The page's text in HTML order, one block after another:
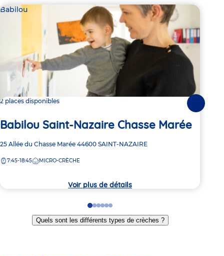
Babilou
2 places disponibles
Babilou Saint-Nazaire Chasse Marée
Adresse
la
25 Allée du Chasse Marée 44600 SAINT-NAZAIRE
7:45-18:45 MICRO-CRÈCHE
Voir plus de détails
Go
to
slide
Go
to
slide
Go
to
slide
Go
to
slide
Go
to
slide
Go
to
slide
Quels sont les différents types de crèches ?